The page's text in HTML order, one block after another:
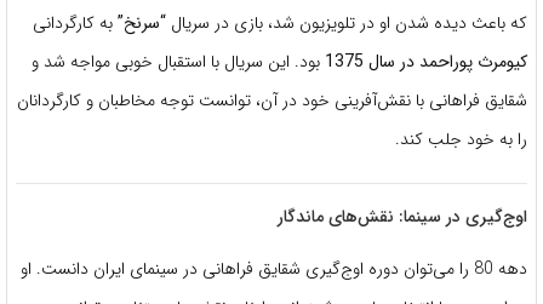
که باعث دیده شدن او در تلویزیون شد، بازی در سریال “سرنخ”به کارگردانی
کیومرث پوراحمد در سال 1375
بود. این سریال با استقبال خوبی مواجه شد و
شقایق فراهانی با نقش‌آفرینی خود در آن، توانست توجه مخاطبان و کارگردانان
را به خود جلب کند.
اوج‌گیری در سینما: نقش‌های ماندگار
دهه 80 را می‌توان دوره اوج‌گیری شقایق فراهانی در سینمای ایران دانست. او